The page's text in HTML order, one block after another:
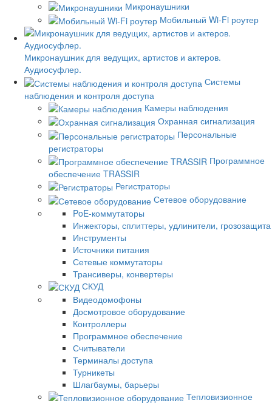
Микронаушники
Мобильный Wi-Fi роутер
Микронаушник для ведущих, артистов и актеров.
Аудиосуфлер.
Системы
наблюдения и контроля доступа
Камеры наблюдения
Охранная сигнализация
Персональные
регистраторы
Программное
обеспечение TRASSIR
Регистраторы
Сетевое оборудование
PoE-коммутаторы
Инжекторы, сплиттеры, удлинители, грозозащита
Инструменты
Источники питания
Сетевые коммутаторы
Трансиверы, конвертеры
СКУД
Видеодомофоны
Досмотровое оборудование
Контроллеры
Программное обеспечение
Считыватели
Терминалы доступа
Турникеты
Шлагбаумы, барьеры
Тепловизионное